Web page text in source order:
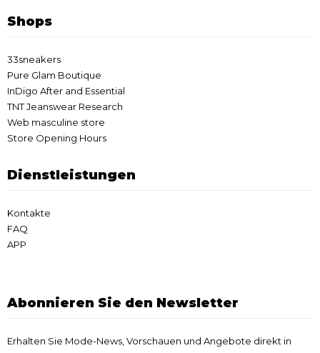
Shops
33sneakers
Pure Glam Boutique
InDigo After and Essential
TNT Jeanswear Research
Web masculine store
Store Opening Hours
Dienstleistungen
Kontakte
FAQ
APP
Abonnieren Sie den Newsletter
Erhalten Sie Mode-News, Vorschauen und Angebote direkt in